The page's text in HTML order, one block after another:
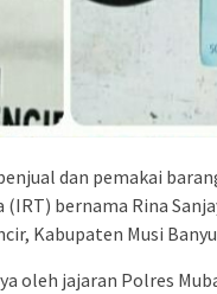
dan pemakai
bernama Rina
Kabupaten Musi
oleh jajaran Polres